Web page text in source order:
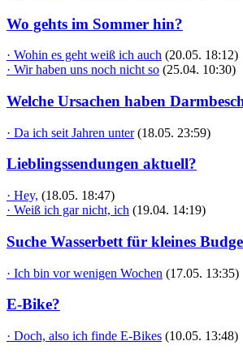
Wo gehts im Sommer hin?
· Wohin es geht weiß ich auch (20.05. 18:12)
· Wir haben uns noch nicht so (25.04. 10:30)
Welche Ursachen haben
· Da ich seit Jahren unter (18.05. 23:59)
Lieblingssendungen aktuell?
· Hey, (18.05. 18:47)
· Weiß ich gar nicht, ich (19.04. 14:19)
Suche Wasserbett für kleines
· Ich bin vor wenigen Wochen (17.05. 13:35)
E-Bike?
· Doch, also ich finde E-Bikes (10.05. 13:48)